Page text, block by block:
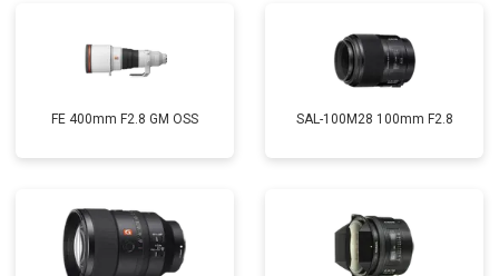
FE 400mm F2.8 GM OSS SAL-100M28 100mm F2.8